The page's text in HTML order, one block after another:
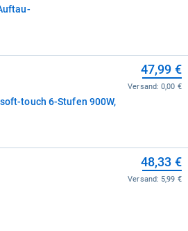
touch 6-Stufen 900W,
47,99 €
Versand:0,00 €
48,33 €
Versand: 5,99 €